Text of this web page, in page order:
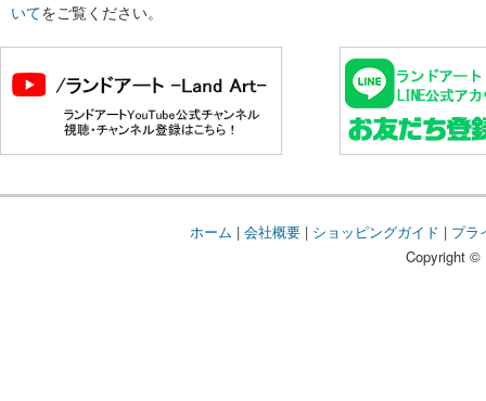
いてをご覧ください。
ホーム | 会社概要| ショッピングガイド | プラ
Copyright ©